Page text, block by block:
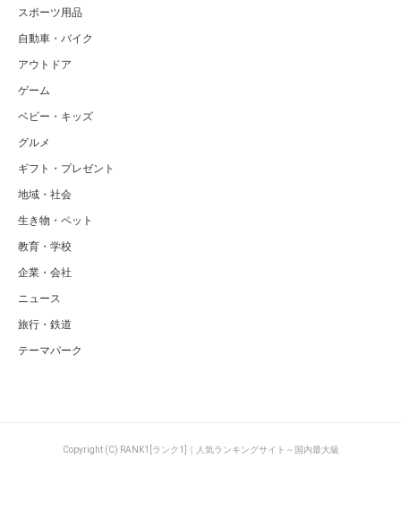
スポーツ用品
自動車・バイク
アウトドア
ゲーム
ベビー・キッズ
グルメ
ギフト・プレゼント
地域・社会
生き物・ペット
教育・学校
企業・会社
ニュース
旅行・鉄道
テーマパーク
Copyright (C) RANK1[ランク1]｜人気ランキングサイト～国内最大級